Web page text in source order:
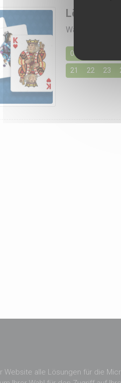
Lösungen
Wählen Sie
01
21 22 23
Website alle Lösungen für die